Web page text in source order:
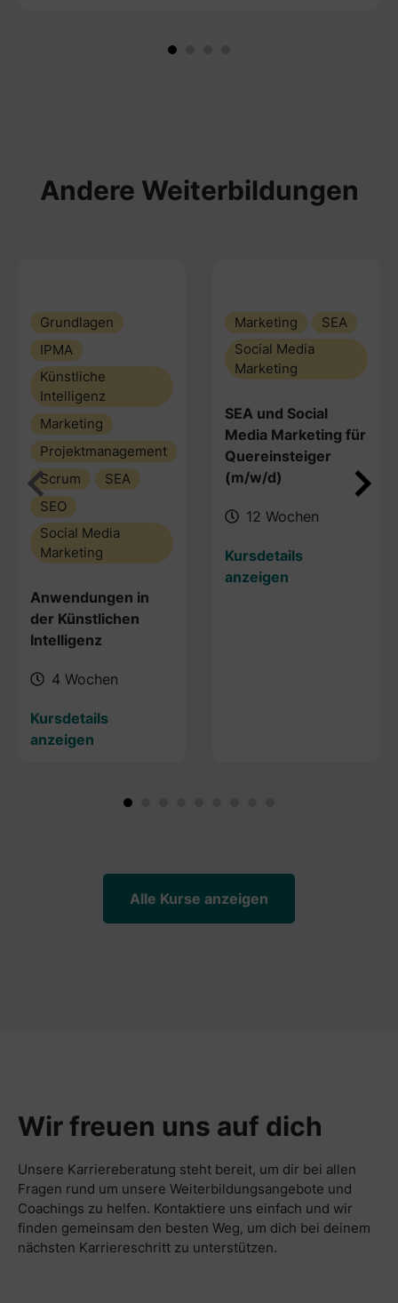
Andere Weiterbildungen
Grundlagen
IPMA
Künstliche
Intelligenz
Marketing
Projektmanagement
Scrum
SEA
SEO
Social Media
Marketing
Anwendungen in
der Künstlichen
Intelligenz
4 Wochen
Kursdetails
anzeigen
Marketing
SEA
Social Media
Marketing
SEA und Social
Media Marketing für
Quereinsteiger
(m/w/d)
12 Wochen
Kursdetails
anzeigen
Alle Kurse anzeigen
Wir freuen uns auf dich
Unsere Karriereberatung steht bereit, um dir bei allen
Fragen rund um unsere Weiterbildungsangebote und
Coachings zu helfen. Kontaktiere uns einfach und wir
finden gemeinsam den besten Weg, um dich bei deinem
nächsten Karriereschritt zu unterstützen.